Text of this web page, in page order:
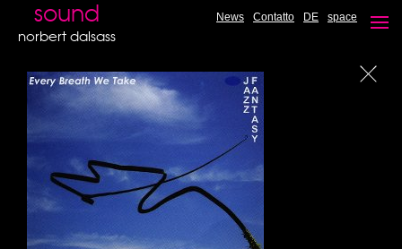
News Contatto DE space
sound
norbert dalsass